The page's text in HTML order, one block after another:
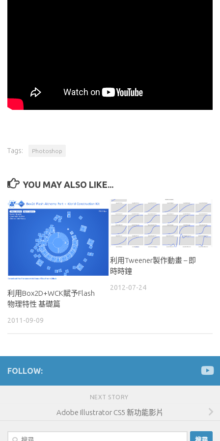
Tags: Photoshop
YOU MAY ALSO LIKE...
利用Box2D+WCK賦予Flash
物理特性 基礎篇
2011-09-09
利用Tweener製作動畫 – 即
時時鐘
2012-07-24
FOLLOW:
NEXT STORY
Adobe Illustrator CS5 新功能影片
搜